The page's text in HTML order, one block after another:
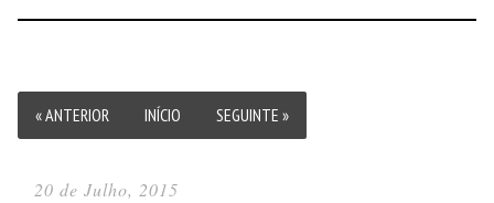
« ANTERIOR INÍCIO SEGUINTE »
20 de Julho, 2015